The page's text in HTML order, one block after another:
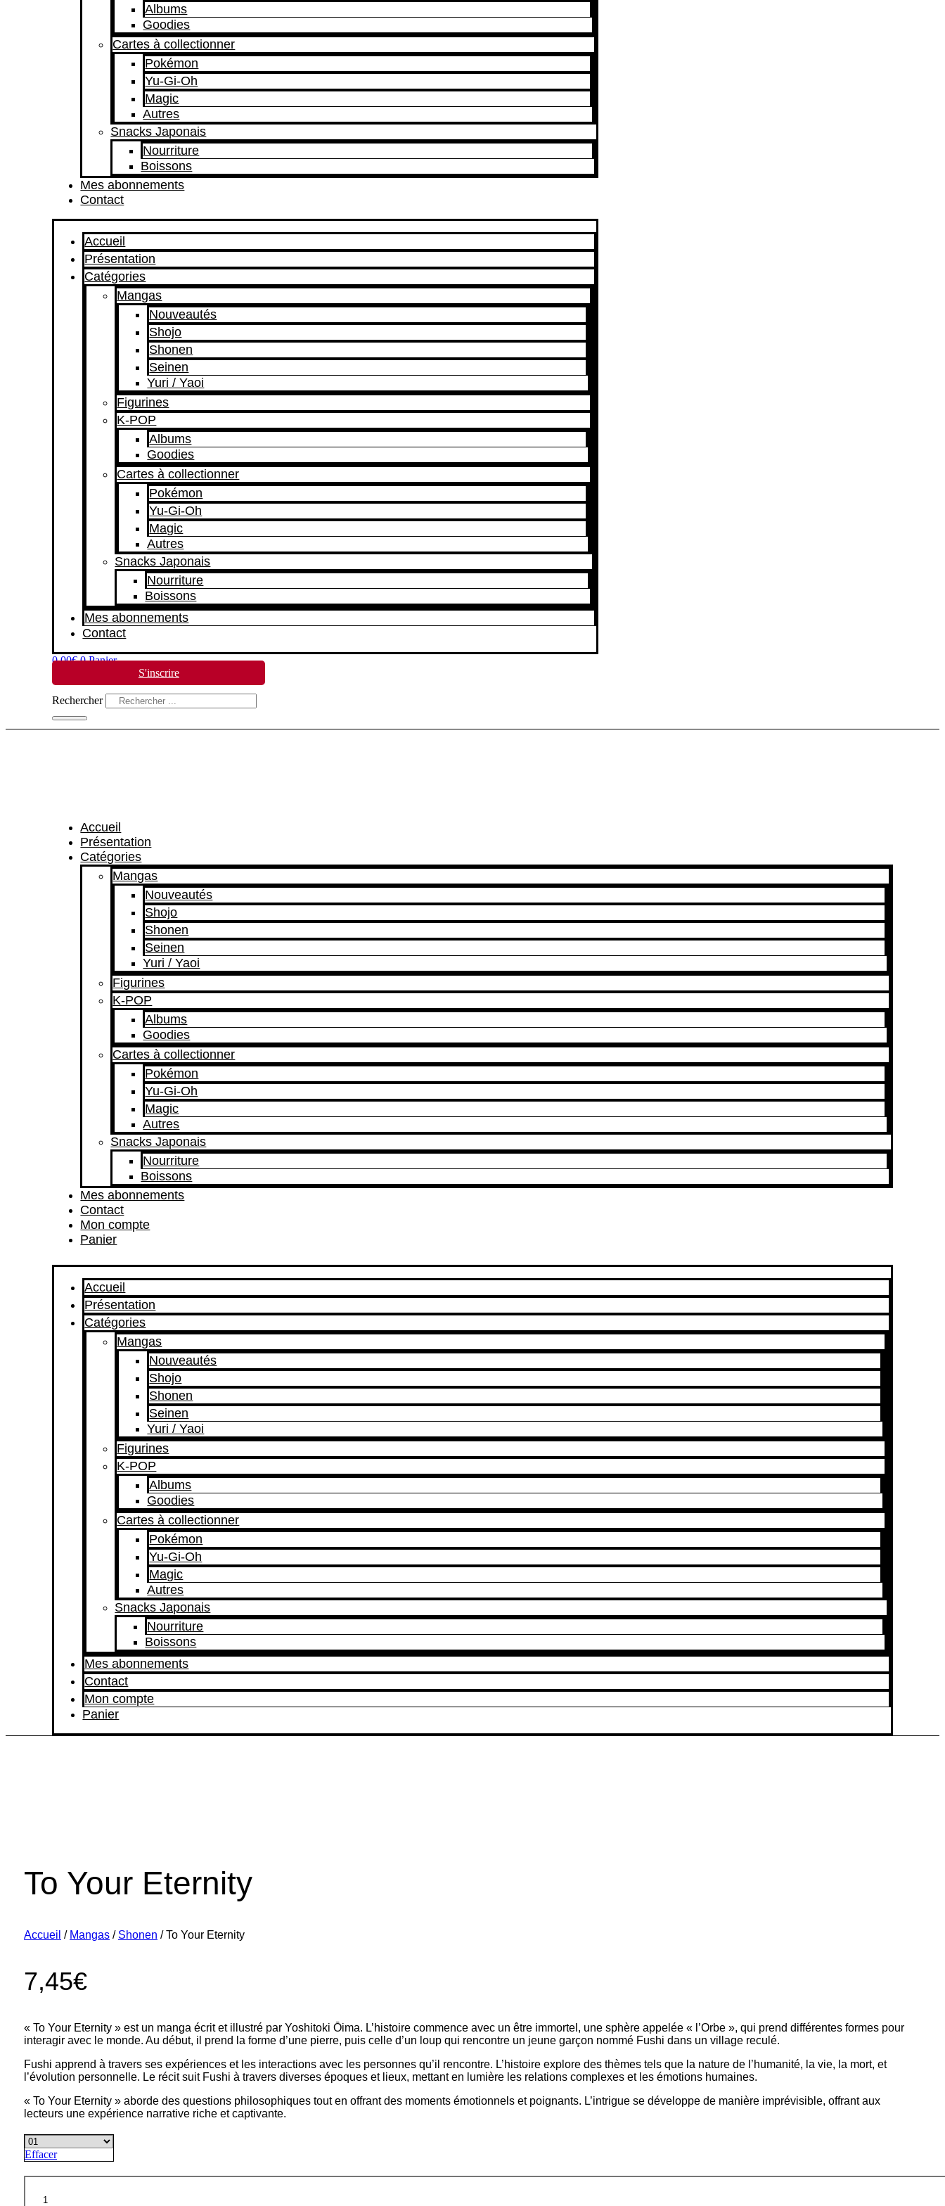
Albums
Goodies
Cartes à collectionner
Pokémon
Yu-Gi-Oh
Magic
Autres
Snacks Japonais
Nourriture
Boissons
Mes abonnements
Contact
Accueil
Présentation
Catégories
Mangas
Nouveautés
Shojo
Shonen
Seinen
Yuri / Yaoi
Figurines
K-POP
Albums
Goodies
Cartes à collectionner
Pokémon
Yu-Gi-Oh
Magic
Autres
Snacks Japonais
Nourriture
Boissons
Mes abonnements
Contact
0,00€ 0 Panier
S'inscrire
Rechercher
Accueil
Présentation
Catégories
Mangas
Nouveautés
Shojo
Shonen
Seinen
Yuri / Yaoi
Figurines
K-POP
Albums
Goodies
Cartes à collectionner
Pokémon
Yu-Gi-Oh
Magic
Autres
Snacks Japonais
Nourriture
Boissons
Mes abonnements
Contact
Mon compte
Panier
Accueil
Présentation
Catégories
Mangas
Nouveautés
Shojo
Shonen
Seinen
Yuri / Yaoi
Figurines
K-POP
Albums
Goodies
Cartes à collectionner
Pokémon
Yu-Gi-Oh
Magic
Autres
Snacks Japonais
Nourriture
Boissons
Mes abonnements
Contact
Mon compte
Panier
To Your Eternity
Accueil / Mangas / Shonen / To Your Eternity
7,45€
« To Your Eternity » est un manga écrit et illustré par Yoshitoki Ōima. L’histoire commence avec un être immortel, une sphère appelée « l’Orbe », qui prend différentes formes pour
interagir avec le monde. Au début, il prend la forme d’une pierre, puis celle d’un loup qui rencontre un jeune garçon nommé Fushi dans un village reculé.
Fushi apprend à travers ses expériences et les interactions avec les personnes qu’il rencontre. L’histoire explore des thèmes tels que la nature de l’humanité, la vie, la mort, et
l’évolution personnelle. Le récit suit Fushi à travers diverses époques et lieux, mettant en lumière les relations complexes et les émotions humaines.
« To Your Eternity » aborde des questions philosophiques tout en offrant des moments émotionnels et poignants. L’intrigue se développe de manière imprévisible, offrant aux
lecteurs une expérience narrative riche et captivante.
Effacer
quantité